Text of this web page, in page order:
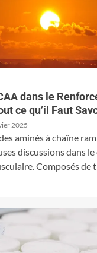
dans le
ce qu’il Faut
2025
aminés à chaîne
discussions dans le
Composés de